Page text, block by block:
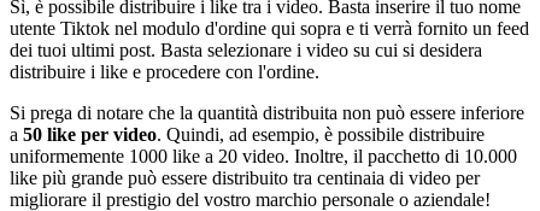
Sì, è possibile distribuire i like tra i video. Basta inserire il tuo nome
utente Tiktok nel modulo d'ordine qui sopra e ti verrà fornito un feed
dei tuoi ultimi post. Basta selezionare i video su cui si desidera
distribuire i like e procedere con l'ordine.
Si prega di notare che la quantità distribuita non può essere inferiore
a 50 like per video. Quindi, ad esempio, è possibile distribuire
uniformemente 1000 like a 20 video. Inoltre, il pacchetto di 10.000
like più grande può essere distribuito tra centinaia di video per
migliorare il prestigio del vostro marchio personale o aziendale!